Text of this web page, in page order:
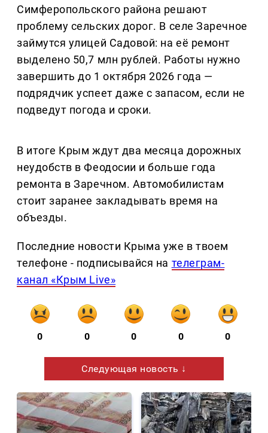
Симферопольского района решают
проблему сельских дорог. В селе Заречное
займутся улицей Садовой: на её ремонт
выделено 50,7 млн рублей. Работы нужно
завершить до 1 октября 2026 года —
подрядчик успеет даже с запасом, если не
подведут погода и сроки.
В итоге Крым ждут два месяца дорожных
неудобств в Феодосии и больше года
ремонта в Заречном. Автомобилистам
стоит заранее закладывать время на
объезды.
Последние новости Крыма уже в твоем
телефоне - подписывайся на телеграм-
канал «Крым Live»
0 0 0 0 0
Следующая новость ↓